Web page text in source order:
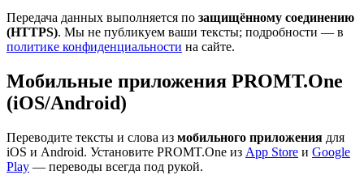
Передача данных выполняется по защищённому соединению
(HTTPS). Мы не публикуем ваши тексты; подробности — в
политике конфиденциальности на сайте.
Мобильные приложения PROMT.One
(iOS/Android)
Переводите тексты и слова из мобильного приложения для
iOS и Android. Установите PROMT.One из App Store и Google
Play — переводы всегда под рукой.